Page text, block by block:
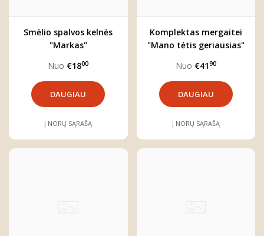
Smėlio spalvos kelnės
"Markas"
Nuo €1800
DAUGIAU
Į NORŲ SĄRAŠĄ
Komplektas mergaitei
"Mano tėtis geriausias"
Nuo €4190
DAUGIAU
Į NORŲ SĄRAŠĄ